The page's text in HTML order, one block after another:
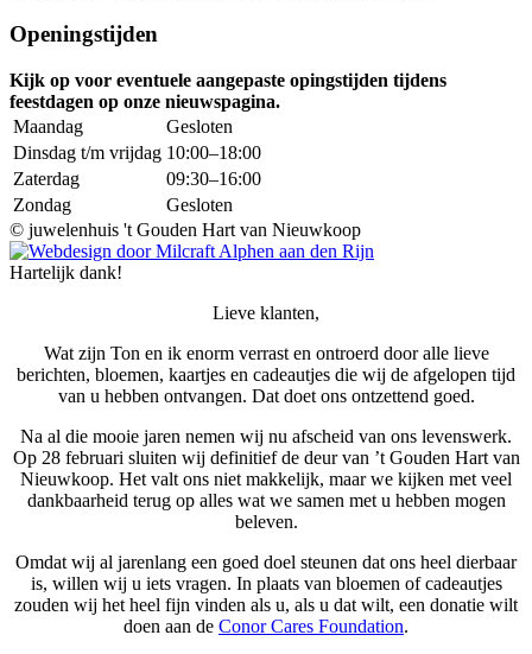
Openingstijden
Kijk op voor eventuele aangepaste opingstijden tijdens
feestdagen op onze nieuwspagina.
Maandag
Gesloten
Dinsdag t/m vrijdag 10:00–18:00
Zaterdag
09:30–16:00
Zondag
Gesloten
© juwelenhuis 't Gouden Hart van Nieuwkoop
Hartelijk dank!
Lieve klanten,
Wat zijn Ton en ik enorm verrast en ontroerd door alle lieve
berichten, bloemen, kaartjes en cadeautjes die wij de afgelopen tijd
van u hebben ontvangen. Dat doet ons ontzettend goed.
Na al die mooie jaren nemen wij nu afscheid van ons levenswerk.
Op 28 februari sluiten wij definitief de deur van ’t Gouden Hart van
Nieuwkoop. Het valt ons niet makkelijk, maar we kijken met veel
dankbaarheid terug op alles wat we samen met u hebben mogen
beleven.
Omdat wij al jarenlang een goed doel steunen dat ons heel dierbaar
is, willen wij u iets vragen. In plaats van bloemen of cadeautjes
zouden wij het heel fijn vinden als u, als u dat wilt, een donatie wilt
doen aan de Conor Cares Foundation.